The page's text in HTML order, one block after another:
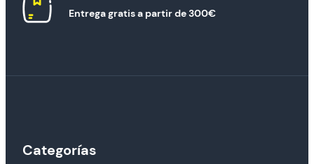
Entrega gratis a partir de 300€
Categorías